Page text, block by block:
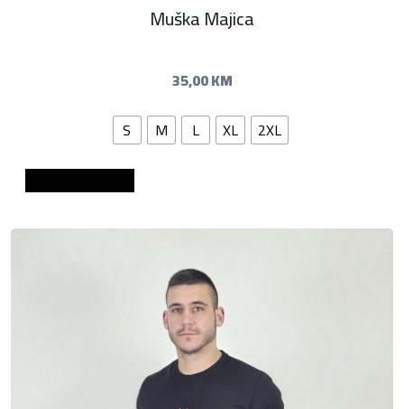
Muška Majica
35,00KM
S
M L XL
2XL